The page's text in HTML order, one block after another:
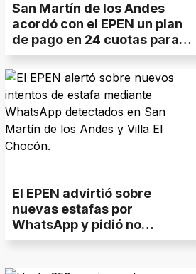
San Martín de los Andes
acordó con el EPEN un plan
de pago en 24 cuotas para
saldar una deuda de $1.700
millones
El EPEN advirtió sobre
nuevas estafas por
WhatsApp y pidió no
compartir datos personales